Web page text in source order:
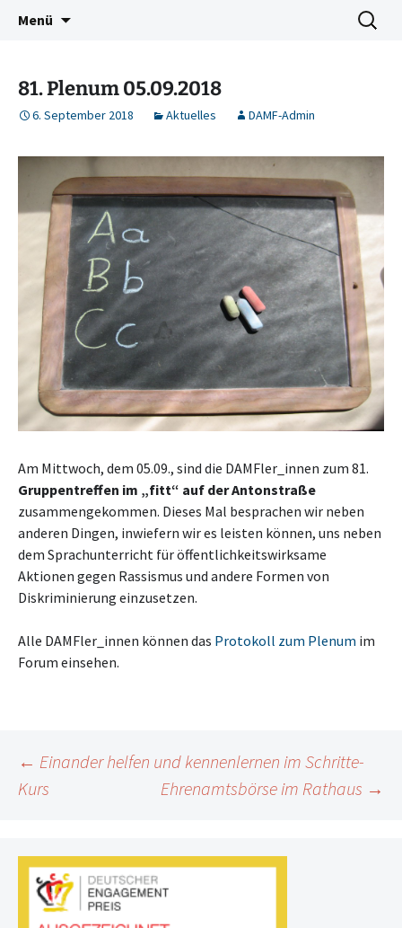
Damf Dresden
Deutschkurse Asyl Migration Flucht Dresden
Menü
Suchen
nach:
81. Plenum 05.09.2018
6. September 2018 Aktuelles DAMF-Admin
Am Mittwoch, dem 05.09., sind die DAMFler_innen zum 81.
Gruppentreffen im „fitt“ auf der Antonstraße
zusammengekommen. Dieses Mal besprachen wir neben
anderen Dingen, inwiefern wir es leisten können, uns neben
dem Sprachunterricht für öffentlichkeitswirksame
Aktionen gegen Rassismus und andere Formen von
Diskriminierung einzusetzen.
Alle DAMFler_innen können das Protokoll zum Plenum im
Forum einsehen.
Beitragsnavigation
← Einander helfen und kennenlernen im Schritte-
Kurs
Ehrenamtsbörse im Rathaus →